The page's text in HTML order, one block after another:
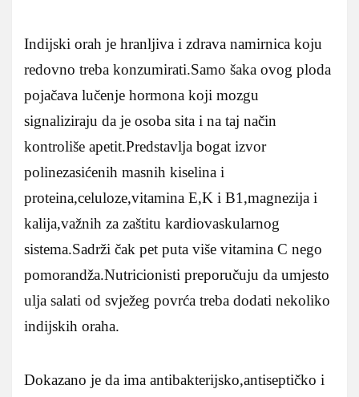
Indijski orah je hranljiva i zdrava namirnica koju
redovno treba konzumirati.Samo šaka ovog ploda
pojačava lučenje hormona koji mozgu
signaliziraju da je osoba sita i na taj način
kontroliše apetit.Predstavlja bogat izvor
polinezasićenih masnih kiselina i
proteina,celuloze,vitamina E,K i B1,magnezija i
kalija,važnih za zaštitu kardiovaskularnog
sistema.Sadrži čak pet puta više vitamina C nego
pomorandža.Nutricionisti preporučuju da umjesto
ulja salati od svježeg povrća treba dodati nekoliko
indijskih oraha.
Dokazano je da ima antibakterijsko,antiseptičko i